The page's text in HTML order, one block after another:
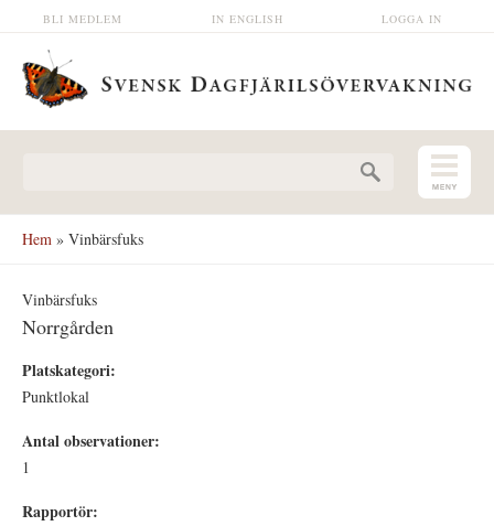
Hoppa till huvudinnehåll LOGGA IN
IN ENGLISH
BLI MEDLEM
Hem » Vinbärsfuks
Vinbärsfuks
Norrgården
Platskategori:
Punktlokal
Antal observationer:
1
Rapportör: